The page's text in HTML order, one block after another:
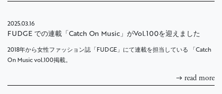
2025.03.16
FUDGE での連載「Catch On Music」がVol.100を迎えました
2018年から女性ファッション誌「FUDGE」にて連載を担当している 「Catch
On Music vol.100掲載。
read more